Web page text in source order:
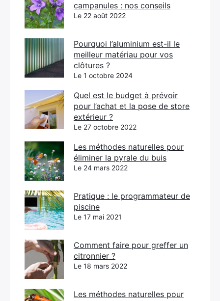
campanules : nos conseils
Le 22 août 2022
Pourquoi l’aluminium est-il le
meilleur matériau pour vos
clôtures ?
Le 1 octobre 2024
Quel est le budget à prévoir
pour l’achat et la pose de store
extérieur ?
Le 27 octobre 2022
Les méthodes naturelles pour
éliminer la pyrale du buis
Le 24 mars 2022
Pratique : le programmateur de
piscine
Le 17 mai 2021
Comment faire pour greffer un
citronnier ?
Le 18 mars 2022
Les méthodes naturelles pour